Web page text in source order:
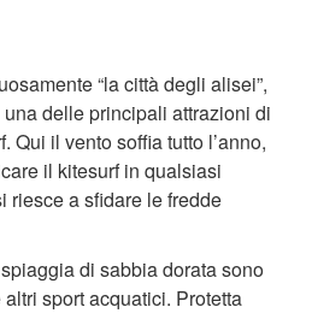
“la città degli alisei”,
una delle principali attrazioni di
Qui il vento soffia tutto l’anno,
il kitesurf in qualsiasi
riesce a sfidare le fredde
di sabbia dorata sono
sport acquatici. Protetta